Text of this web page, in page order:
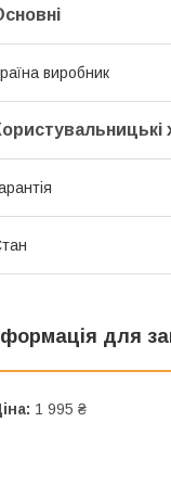
виробник
для
1 995 ₴